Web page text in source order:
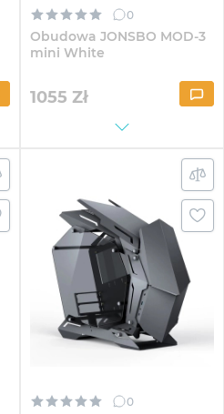
0
Obudowa JONSBO MOD-3
mini White
1055 Zł
0